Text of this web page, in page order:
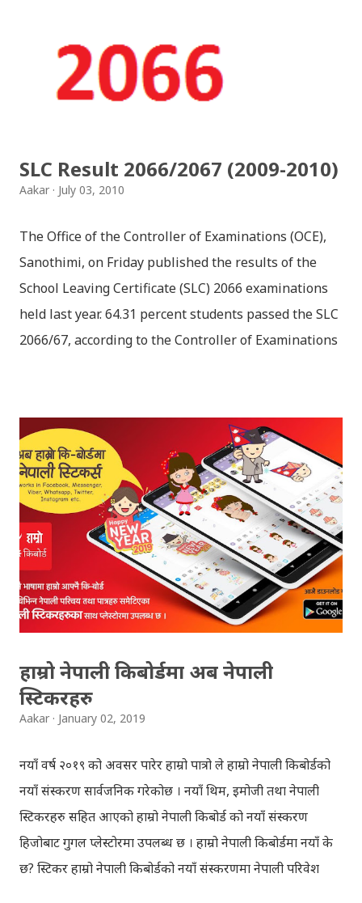
Download Patriotic Nepali Song: नेपालले के गर्यो मलाई, भन्न
छोडिदेउ Download: रातो र चन्द्र सुर्य / raato ra chandra
surya (रचनाकार: गोपाल प्रसाद रिमाल, गायक: फत्तेमान, संगीत:
मरेपनि मेरो देश बाँचिराखोस / ma marepan...
SLC Result 2066/2067 (2009-2010)
Aakar July 03, 2010
The Office of the Controller of Examinations (OCE),
Sanothimi, on Friday published the results of the
School Leaving Certificate (SLC) 2066 examinations
held last year. 64.31 percent students passed the SLC
2066/67, according to the Controller of Examinations
Download the file and search your ‘symbol number’.
Congratulations to all, who passed SLC this year. And
if you want to see your results with marks then, you
can follow THT (symbol no. and birth date required).
Download SLC Result 2066/2067 (2009-2010) :
REGULAR: EXEMPTED: Distinction --------------- First
division First division Second Division Second
Division Third Division Third Division Withheld
Withheld ...
हाम्रो नेपाली किबोर्डमा अब नेपाली
स्टिकरहरु
Aakar January 02, 2019
नयाँ वर्ष २०१९ को अवसर पारेर हाम्रो पात्रो ले हाम्रो नेपाली किबोर्डको
नयाँ संस्करण सार्वजनिक गरेकोछ । नयाँ थिम, इमोजी तथा नेपाली
स्टिकरहरु सहित आएको हाम्रो नेपाली किबोर्ड को नयाँ संस्करण
हिजोबाट गुगल प्लेस्टोरमा उपलब्ध छ । हाम्रो नेपाली किबोर्डमा नयाँ के
छ? स्टिकर हाम्रो नेपाली किबोर्डको नयाँ संस्करणमा नेपाली परिवेश